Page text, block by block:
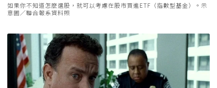
如果你不知道怎麼選股，就可以考慮在股市買進ETF（指數型基金）。示
意圖／聯合報系資料照